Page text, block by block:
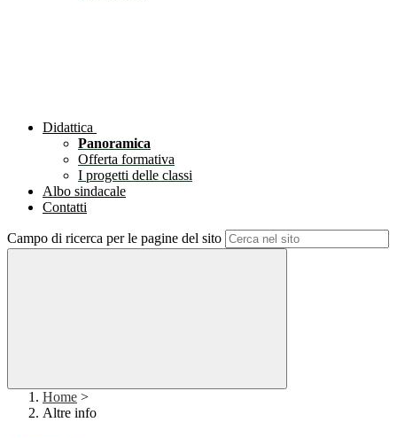
Didattica
Panoramica
Offerta formativa
I progetti delle classi
Albo sindacale
Contatti
Campo di ricerca per le pagine del sito
Home >
Altre info